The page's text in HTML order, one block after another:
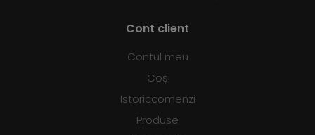
Cont client
Contul meu
Coș
Istoriccomenzi
Produse